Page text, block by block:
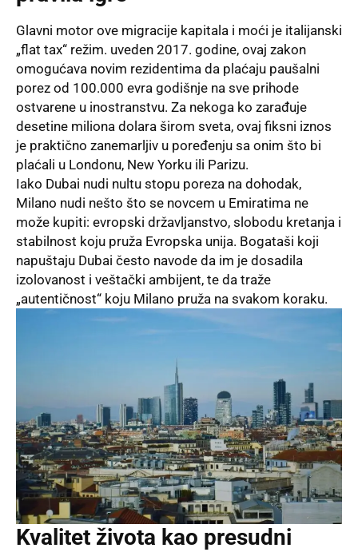
Glavni motor ove migracije kapitala i moći je italijanski
„flat tax“ režim. uveden 2017. godine, ovaj zakon
omogućava novim rezidentima da plaćaju paušalni
porez od 100.000 evra godišnje na sve prihode
ostvarene u inostranstvu. Za nekoga ko zarađuje
desetine miliona dolara širom sveta, ovaj fiksni iznos
je praktično zanemarljiv u poređenju sa onim što bi
plaćali u Londonu, New Yorku ili Parizu.
Iako Dubai nudi nultu stopu poreza na dohodak,
Milano nudi nešto što se novcem u Emiratima ne
može kupiti: evropski državljanstvo, slobodu kretanja i
stabilnost koju pruža Evropska unija. Bogataši koji
napuštaju Dubai često navode da im je dosadila
izolovanost i veštački ambijent, te da traže
„autentičnost“ koju Milano pruža na svakom koraku.
Kvalitet života kao presudni